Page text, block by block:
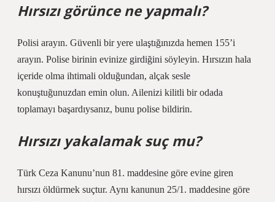
Hırsızı görünce ne yapmalı?
Polisi arayın. Güvenli bir yere ulaştığınızda hemen 155’i
arayın. Polise birinin evinize girdiğini söyleyin. Hırsızın hala
içeride olma ihtimali olduğundan, alçak sesle
konuştuğunuzdan emin olun. Ailenizi kilitli bir odada
toplamayı başardıysanız, bunu polise bildirin.
Hırsızı yakalamak suç mu?
Türk Ceza Kanunu’nun 81. maddesine göre evine giren
hırsızı öldürmek suçtur. Aynı kanunun 25/1. maddesine göre